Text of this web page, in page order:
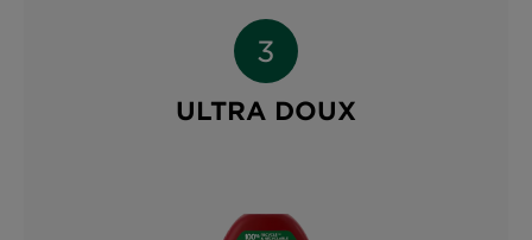
ULTRA DOUX